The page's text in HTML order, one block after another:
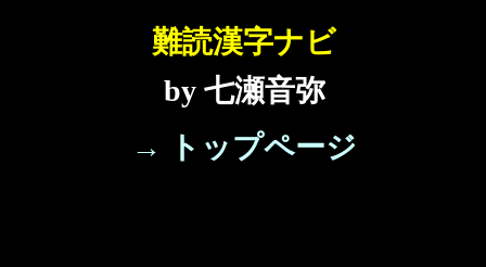
難読漢字ナビ
by 七瀬音弥
→ トップページ